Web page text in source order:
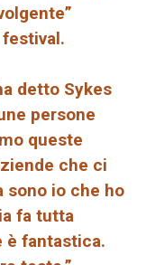
detto Sykes
persone
queste
che ci
sono io che ho
fa tutta
è fantastica.